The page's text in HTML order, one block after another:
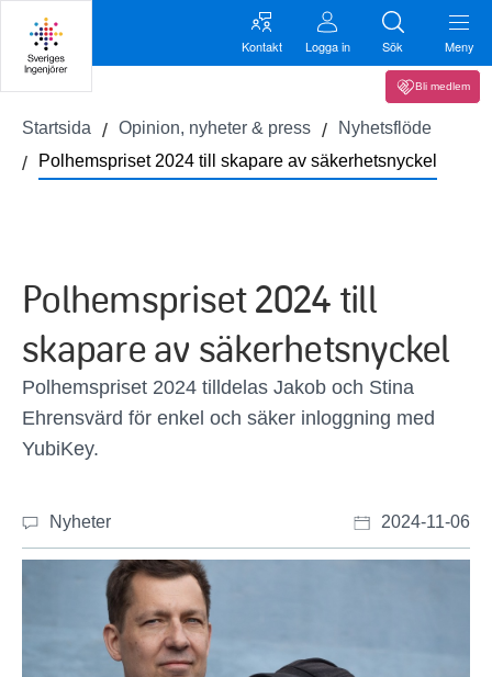
Kontakt Logga in Sök Meny
Bli medlem
Startsida Opinion, nyheter & press
Nyhetsflöde
Polhemspriset 2024 till skapare av säkerhetsnyckel
Polhemspriset 2024 till
skapare av säkerhetsnyckel
Polhemspriset 2024 tilldelas Jakob och Stina
Ehrensvärd för enkel och säker inloggning med
YubiKey.
Nyheter 2024-11-06